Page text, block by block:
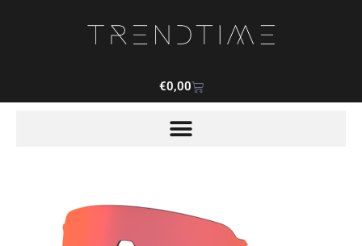
€0,00